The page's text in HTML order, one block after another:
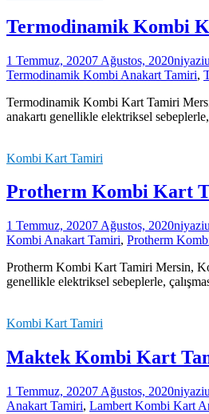
Termodinamik Kombi
1 Temmuz, 20207 Ağustos, 2020
Termodinamik Kombi Anakart Tamiri,
Termodinamik Kombi Kart Tamiri
anakartı genellikle elektriksel
Kombi Kart Tamiri
Protherm Kombi Kart
1 Temmuz, 20207 Ağustos, 2020
Kombi Anakart Tamiri, Protherm
Protherm Kombi Kart Tamiri Mersin,
genellikle elektriksel sebeplerle,
Kombi Kart Tamiri
Maktek Kombi Kart
1 Temmuz, 20207 Ağustos, 2020
Anakart Tamiri, Lambert Kombi Kart